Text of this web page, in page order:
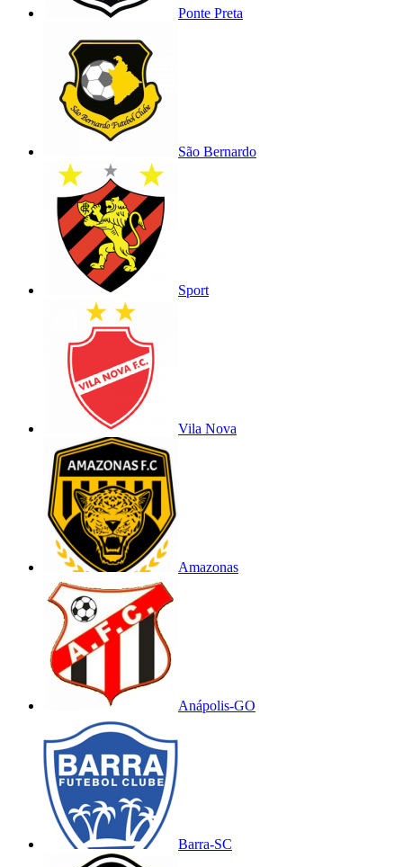
Ponte Preta
São Bernardo
Sport
Vila Nova
Amazonas
Anápolis-GO
Barra-SC